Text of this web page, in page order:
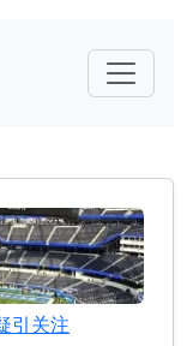
引关注